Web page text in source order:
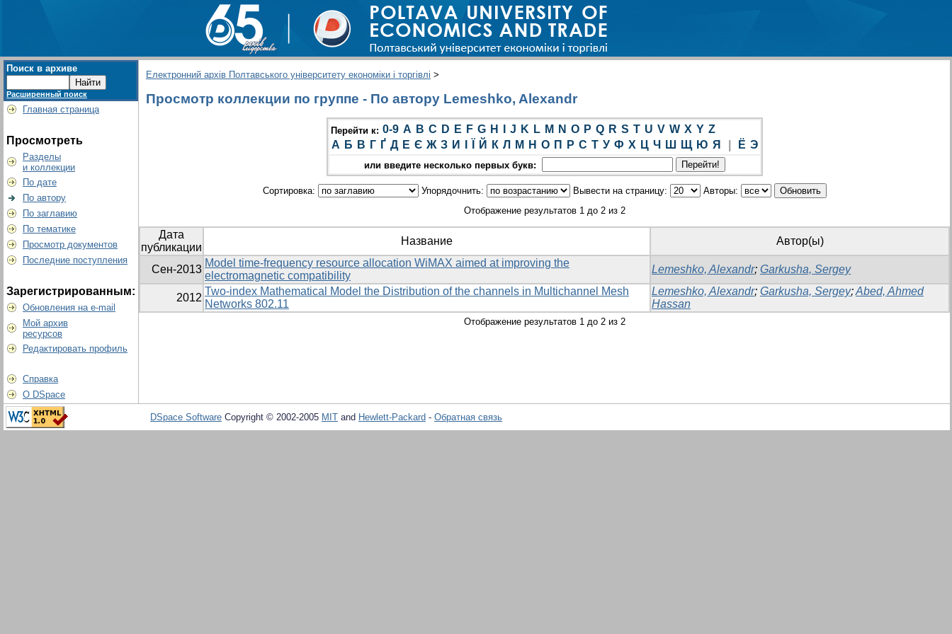
Поиск в архиве
Расширенный поиск
Главная страница
Просмотреть
Разделы
и коллекции
По дате
По автору
По заглавию
По тематике
Просмотр документов
Последние поступления
Зарегистрированным:
Обновления на e-mail
Мой архив
ресурсов
Редактировать профиль
Справка
О DSpace
Електронний архів Полтавського університету економіки і торгівлі >
Просмотр коллекции по группе - По автору Lemeshko, Alexandr
Перейти к: 0-9 A B C D E F G H J K L M N O P Q R S T U V W X Y Z
А Б В Г Ґ Д Е Є Ж З И Й К Л М Н О П Р С Т У Ф Х Ц Ч Ш Щ Ю Я Ё Э
или введите несколько первых букв:
Сортировка: Упорядочнить: Вывести на страницу:
Авторы:
Отображение результатов 1 до 2 из 2
Дата
публикации
Название Автор(ы)
Сен-2013
Model time-frequency resource allocation WiMAX aimed at improving the
electromagnetic compatibility
Lemeshko, Alexandr; Garkusha, Sergey
2012
Two-index Mathematical Model the Distribution of the channels in Multichannel Mesh
Networks 802.11
Lemeshko, Alexandr; Garkusha, Sergey;Abed, Ahmed
Hassan
Отображение результатов 1 до 2 из 2
DSpace Software Copyright © 2002-2005 MIT and Hewlett-Packard - Обратная связь